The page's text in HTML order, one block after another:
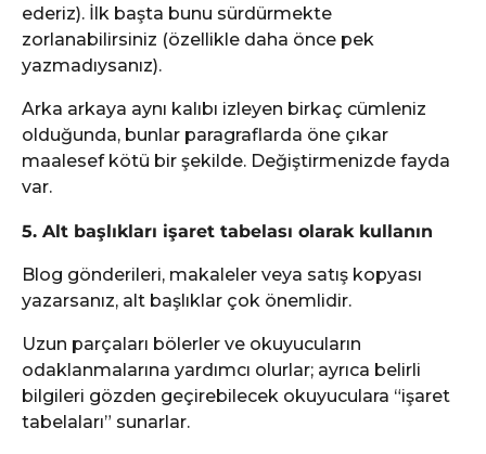
ederiz). İlk başta bunu sürdürmekte
zorlanabilirsiniz (özellikle daha önce pek
yazmadıysanız).
Arka arkaya aynı kalıbı izleyen birkaç cümleniz
olduğunda, bunlar paragraflarda öne çıkar
maalesef kötü bir şekilde. Değiştirmenizde fayda
var.
5. Alt başlıkları işaret tabelası olarak kullanın
Blog gönderileri, makaleler veya satış kopyası
yazarsanız, alt başlıklar çok önemlidir.
Uzun parçaları bölerler ve okuyucuların
odaklanmalarına yardımcı olurlar; ayrıca belirli
bilgileri gözden geçirebilecek okuyuculara “işaret
tabelaları” sunarlar.